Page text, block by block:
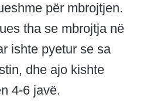
për mbrojtjen.
tha se mbrojtja në
ishte pyetur se sa
dhe ajo kishte
4-6 javë.